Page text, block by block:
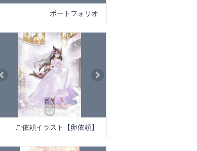
ポートフォリオ
Previous Next
ご依頼イラスト【卵依頼】